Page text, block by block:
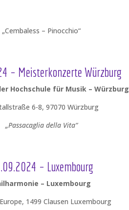
„Cembaless – Pinocchio“
– Meisterkonzerte Würzburg
Hochschule für Musik – Würzburg
6-8, 97070 Würzburg
„Passacaglia della Vita“
– Luxembourg
– Luxembourg
1499 Clausen Luxembourg